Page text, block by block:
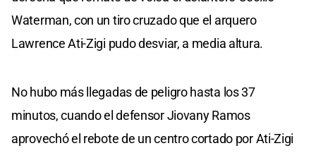
Waterman, con un tiro cruzado que el arquero
Lawrence Ati-Zigi pudo desviar, a media altura.
No hubo más llegadas de peligro hasta los 37
minutos, cuando el defensor Jiovany Ramos
aprovechó el rebote de un centro cortado por Ati-Zigi